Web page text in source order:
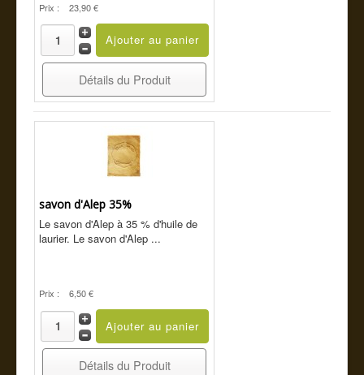
Prix : 23,90 €
Détails du Produit
savon d'Alep 35%
Le savon d'Alep à 35 % d'huile de
laurier. Le savon d'Alep ...
Prix : 6,50 €
Détails du Produit